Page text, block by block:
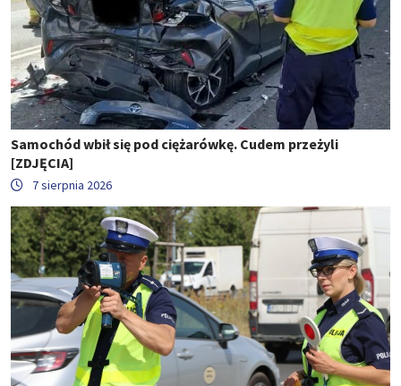
Samochód wbił się pod ciężarówkę. Cudem przeżyli
[ZDJĘCIA]
7 sierpnia 2026